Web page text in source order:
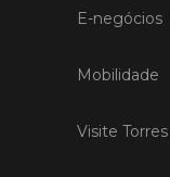
E-negócios
Mobilidade
Visite